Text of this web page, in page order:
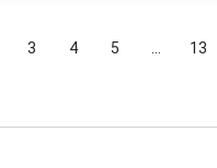
3 4 5 13